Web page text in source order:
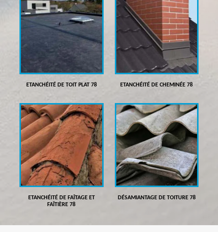
ETANCHÉITÉ DE TOIT PLAT 78 ETANCHÉITÉ DE CHEMINÉE 78
ETANCHÉITÉ DE FAÎTAGE ET
FAÎTIÈRE 78
DÉSAMIANTAGE DE TOITURE 78